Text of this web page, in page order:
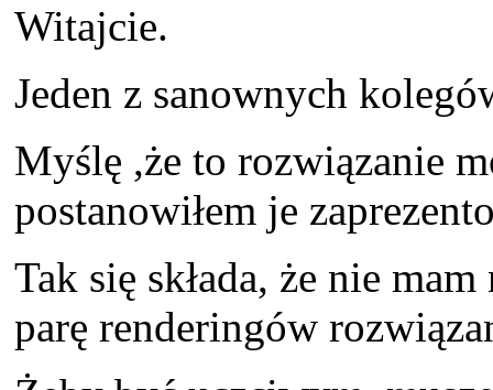
Witajcie.
Jeden z sanownych
Myślę ,że to rozwiązanie
postanowiłem je
Tak się składa, że nie
parę renderingów